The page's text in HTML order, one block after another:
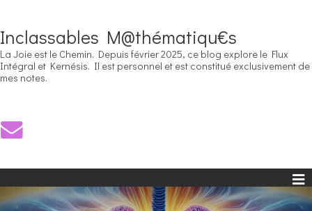
Inclassables M@thématiqu€s
La Joie est le Chemin. Depuis février 2025, ce blog explore le Flux
Intégral et Kernésis. Il est personnel et est constitué exclusivement de
mes notes.